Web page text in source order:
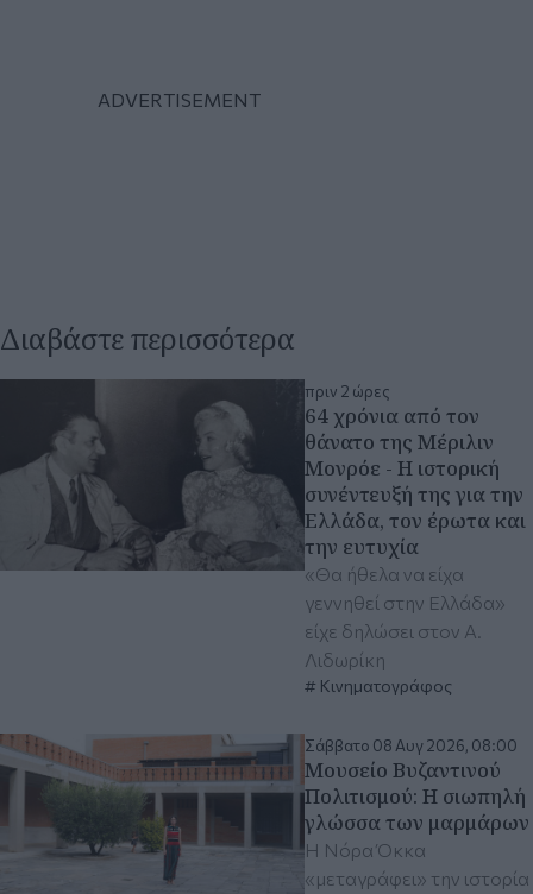
Διαβάστε περισσότερα
πριν 2 ώρες
64 χρόνια από τον
θάνατο της Μέριλιν
Μονρόε - Η ιστορική
συνέντευξή της για την
Ελλάδα, τον έρωτα και
την ευτυχία
«Θα ήθελα να είχα
γεννηθεί στην Ελλάδα»
είχε δηλώσει στον Α.
Λιδωρίκη
Κινηματογράφος
Σάββατο 08 Αυγ 2026, 08:00
Μουσείο Βυζαντινού
Πολιτισμού: Η σιωπηλή
γλώσσα των μαρμάρων
Η Νόρα Όκκα
«μεταγράφει» την ιστορία